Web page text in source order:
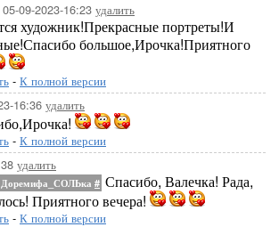
05-09-2023-16:23 удалить
художник!Прекрасные портреты!И
большое,Ирочка!Приятного
- К полной версии
16:36 удалить
- К полной версии
удалить
Доремифа_СОЛЬка # Спасибо, Валечка! Рада,
Приятного вечера!
- К полной версии